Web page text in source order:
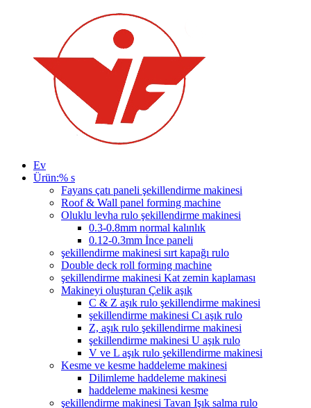
Ev
Ürün:% s
Fayans çatı paneli şekillendirme makinesi
Roof & Wall panel forming machine
Oluklu levha rulo şekillendirme makinesi
0.3-0.8mm normal kalınlık
0.12-0.3mm İnce paneli
şekillendirme makinesi sırt kapağı rulo
Double deck roll forming machine
şekillendirme makinesi Kat zemin kaplaması
Makineyi oluşturan Çelik aşık
C & Z aşık rulo şekillendirme makinesi
şekillendirme makinesi Cı aşık rulo
Z, aşık rulo şekillendirme makinesi
şekillendirme makinesi U aşık rulo
V ve L aşık rulo şekillendirme makinesi
Kesme ve kesme haddeleme makinesi
Dilimleme haddeleme makinesi
haddeleme makinesi kesme
şekillendirme makinesi Tavan Işık salma rulo